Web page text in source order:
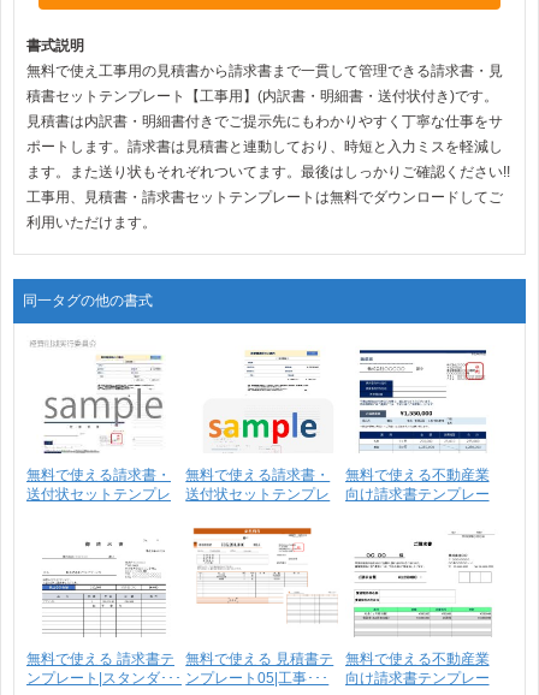
書式説明
無料で使え工事用の見積書から請求書まで一貫して管理できる請求書・見
積書セットテンプレート【工事用】(内訳書・明細書・送付状付き)です。
見積書は内訳書・明細書付きでご提示先にもわかりやすく丁寧な仕事をサ
ポートします。請求書は見積書と連動しており、時短と入力ミスを軽減し
ます。また送り状もそれぞれついてます。最後はしっかりご確認ください!!
工事用、見積書・請求書セットテンプレートは無料でダウンロードしてご
利用いただけます。
同一タグの他の書式
無料で使える請求書・
送付状セットテンプレ
無料で使える請求書・
送付状セットテンプレ
無料で使える不動産業
向け請求書テンプレー
無料で使える 請求書テ
ンプレート|スタンダ･･･
無料で使える 見積書テ
ンプレート05|工事･･･
無料で使える不動産業
向け請求書テンプレー